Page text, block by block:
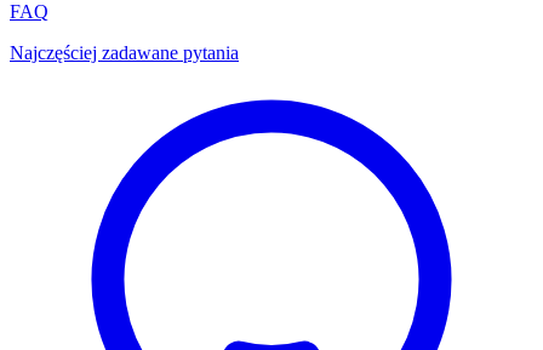
FAQ
Najczęściej zadawane pytania